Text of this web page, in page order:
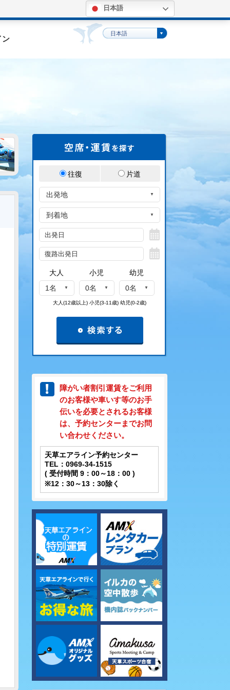
日本語
ン
日本語
往復 片道
大人 小児
幼児
1名
0名 0名
大人(12歳以上) 小児(3-11歳) 幼児(0-2歳)
障がい者割引運賃をご利用
のお客様や車いす等のお手
伝いを必要とされるお客様
は、予約センターまでお問
い合わせください。
天草エアライン予約センター
TEL：0969-34-1515
( 受付時間 9：00～18：00 )
※12：30～13：30除く